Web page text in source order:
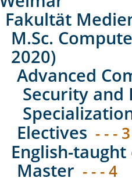
Fakultät
M.Sc.
2020)
Advanced
Security and
Electives - - - 3
English-
Master - - - 4